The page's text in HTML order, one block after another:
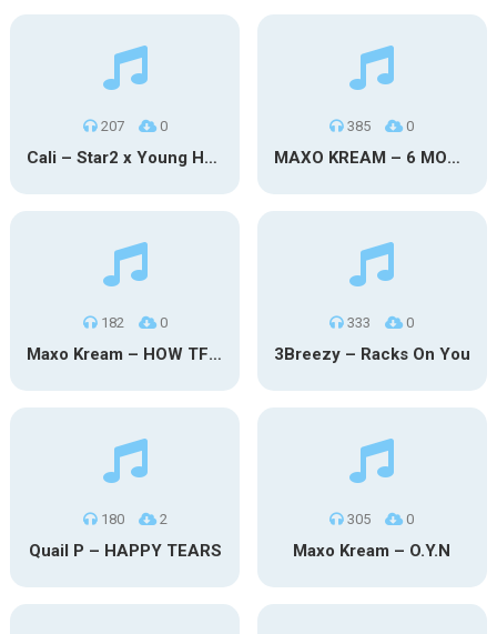
207 0
Cali – Star2 x Young Henny
385 0
MAXO KREAM – 6 MONTHS CLEAN
182 0
Maxo Kream – HOW TF I’M LUCKY
333 0
3Breezy – Racks On You
180 2
Quail P – HAPPY TEARS
305 0
Maxo Kream – O.Y.N